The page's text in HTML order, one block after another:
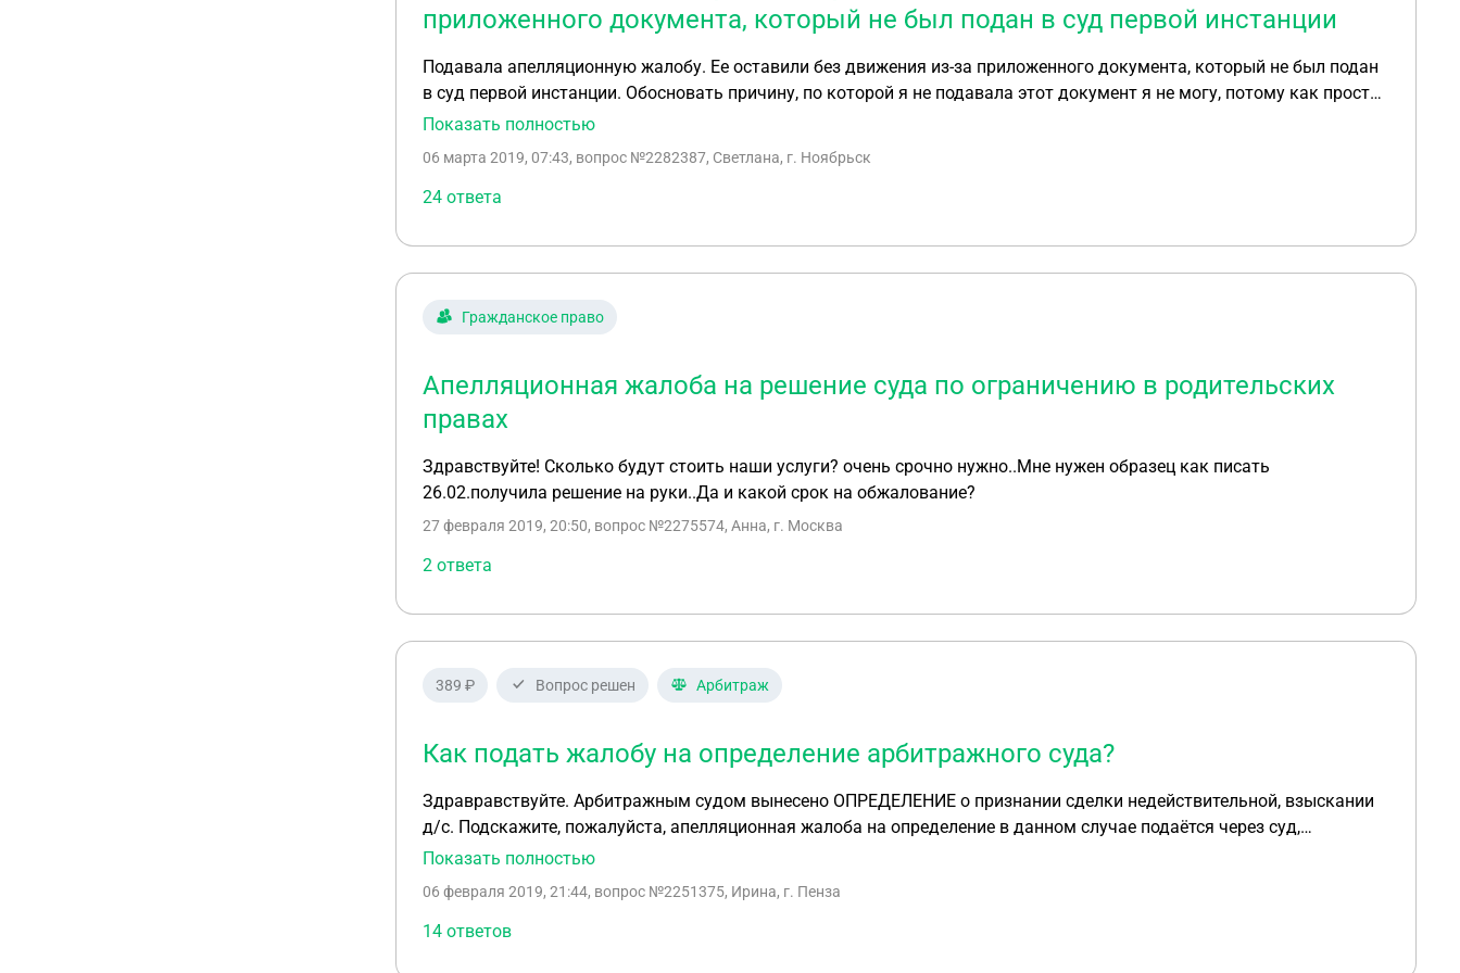
приложенного документа, который не был подан в суд первой инстанции
Подавала апелляционную жалобу. Ее оставили без движения из-за приложенного документа, который не был подан
в суд первой инстанции. Обосновать причину, по которой я не подавала этот документ я не могу, потому как просто
забыла об этом документе. Вопрос: как теперь быть? Можно ли отозвать этот документ и подать исправленную
заявления о том как отозвать этот документ.
Показать полностью
06 марта 2019, 07:43, вопрос №2282387, Светлана, г. Ноябрьск
24 ответа
Гражданское право
Апелляционная жалоба на решение суда по ограничению в родительских
правах
Здравствуйте! Сколько будут стоить наши услуги? очень срочно нужно..Мне нужен образец как писать
26.02.получила решение на руки..Да и какой срок на обжалование?
27 февраля 2019, 20:50, вопрос №2275574, Анна, г. Москва
2 ответа
389 ₽ Вопрос решен Арбитраж
Как подать жалобу на определение арбитражного суда?
Здравравствуйте. Арбитражным судом вынесено ОПРЕДЕЛЕНИЕ о признании сделки недействительной, взыскании
д/с. Подскажите, пожалуйста, апелляционная жалоба на определение в данном случае подаётся через суд,
принявший определение или сразу в вышестоящий? Спасибо.
Показать полностью
06 февраля 2019, 21:44, вопрос №2251375, Ирина, г. Пенза
14 ответов